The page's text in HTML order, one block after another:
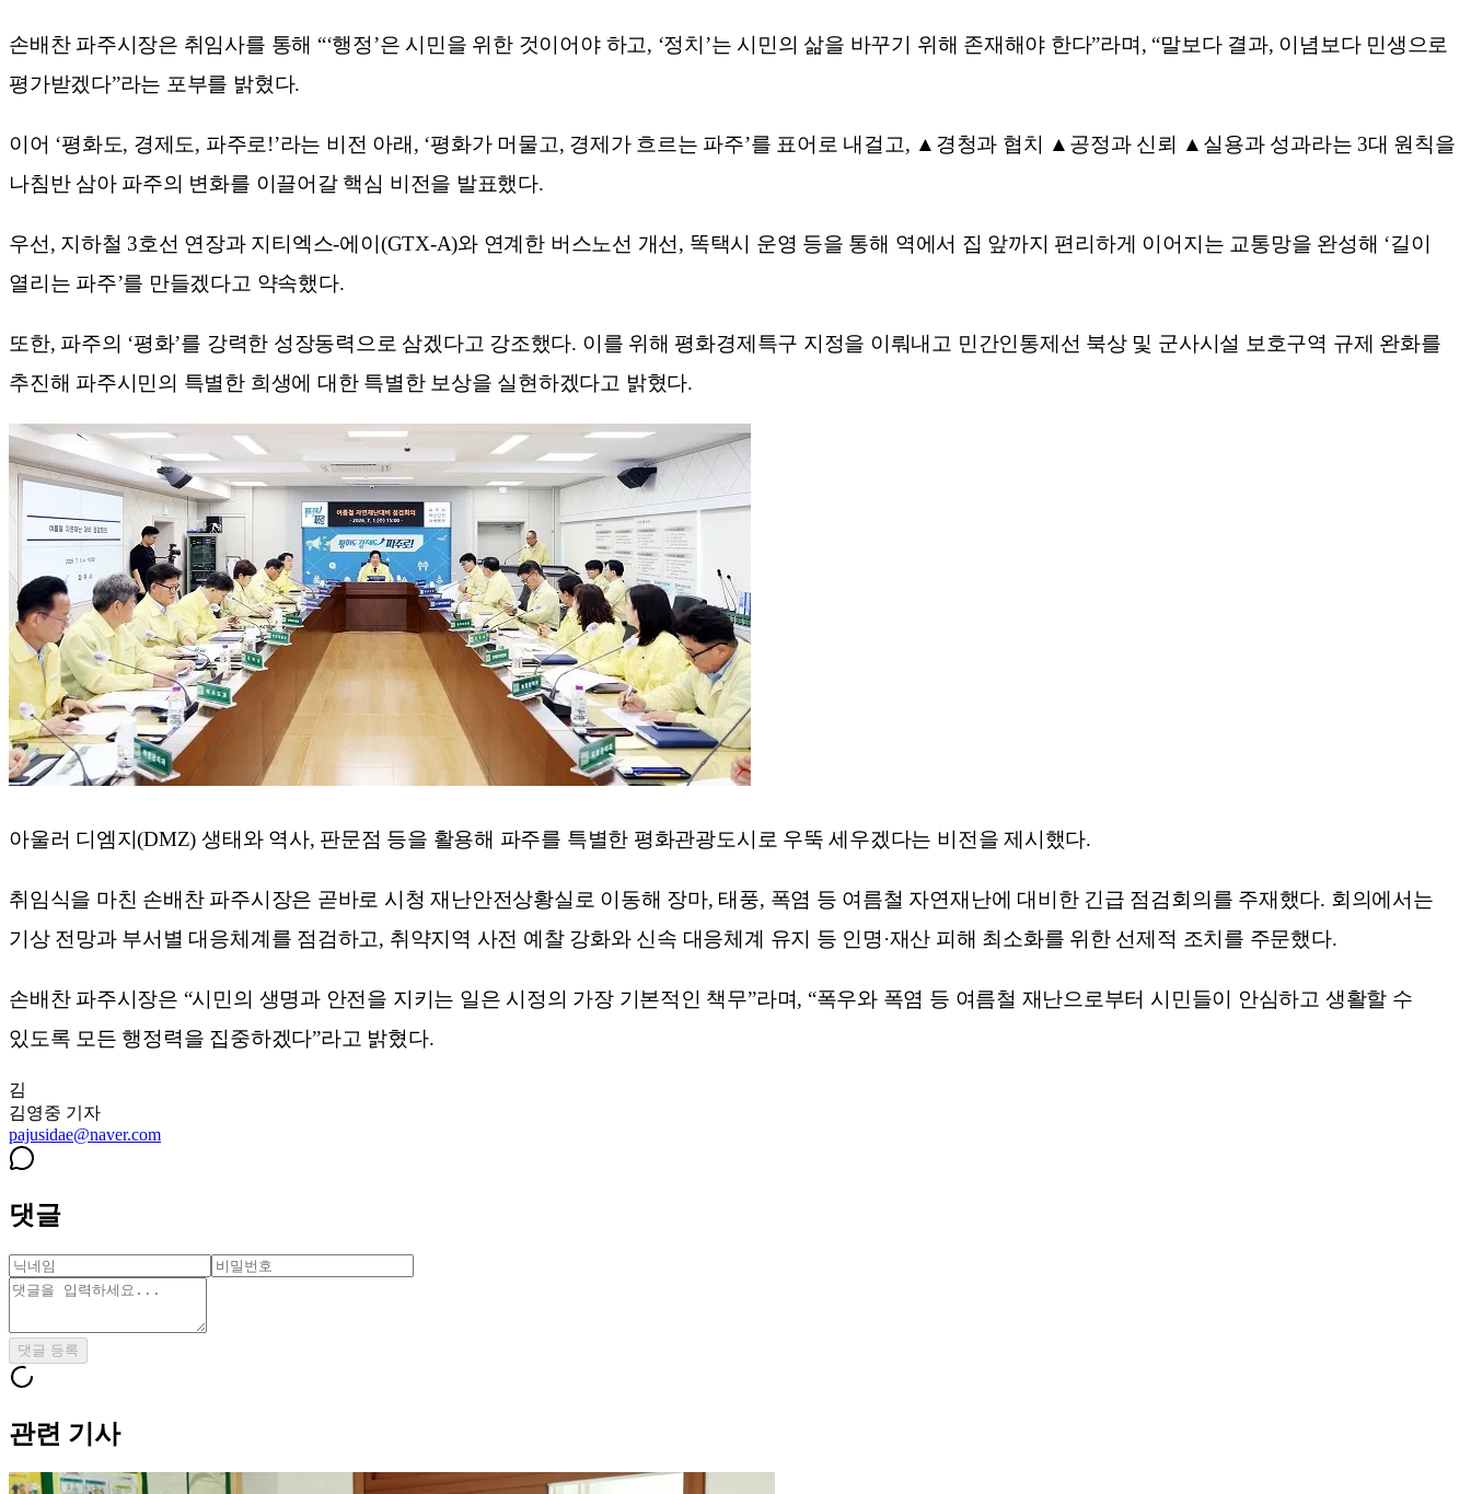
손배찬 파주시장은 취임사를 통해 “‘행정’은 시민을 위한 것이어야 하고, ‘정치’는 시민의 삶을 바꾸기 위해 존재해야 한다”라며, “말보다 결과, 이념보다 민생으로
평가받겠다”라는 포부를 밝혔다.
이어 ‘평화도, 경제도, 파주로!’라는 비전 아래, ‘평화가 머물고, 경제가 흐르는 파주’를 표어로 내걸고, ▲경청과 협치 ▲공정과 신뢰 ▲실용과 성과라는 3대 원칙을
나침반 삼아 파주의 변화를 이끌어갈 핵심 비전을 발표했다.
우선, 지하철 3호선 연장과 지티엑스-에이(GTX-A)와 연계한 버스노선 개선, 똑택시 운영 등을 통해 역에서 집 앞까지 편리하게 이어지는 교통망을 완성해 ‘길이
열리는 파주’를 만들겠다고 약속했다.
또한, 파주의 ‘평화’를 강력한 성장동력으로 삼겠다고 강조했다. 이를 위해 평화경제특구 지정을 이뤄내고 민간인통제선 북상 및 군사시설 보호구역 규제 완화를
추진해 파주시민의 특별한 희생에 대한 특별한 보상을 실현하겠다고 밝혔다.
아울러 디엠지(DMZ) 생태와 역사, 판문점 등을 활용해 파주를 특별한 평화관광도시로 우뚝 세우겠다는 비전을 제시했다.
취임식을 마친 손배찬 파주시장은 곧바로 시청 재난안전상황실로 이동해 장마, 태풍, 폭염 등 여름철 자연재난에 대비한 긴급 점검회의를 주재했다. 회의에서는
기상 전망과 부서별 대응체계를 점검하고, 취약지역 사전 예찰 강화와 신속 대응체계 유지 등 인명·재산 피해 최소화를 위한 선제적 조치를 주문했다.
손배찬 파주시장은 “시민의 생명과 안전을 지키는 일은 시정의 가장 기본적인 책무”라며, “폭우와 폭염 등 여름철 재난으로부터 시민들이 안심하고 생활할 수
있도록 모든 행정력을 집중하겠다”라고 밝혔다.
김
김영중 기자
pajusidae@naver.com
댓글
댓글 등록
관련 기사